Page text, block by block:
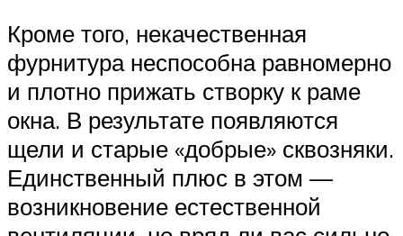
Кроме того, некачественная
фурнитура неспособна равномерно
и плотно прижать створку к раме
окна. В результате появляются
щели и старые «добрые» сквозняки.
Единственный плюс в этом —
возникновение естественной